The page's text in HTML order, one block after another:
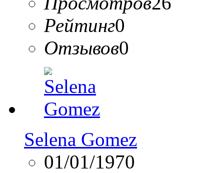
Рейтинг0
Отзывов0
Selena Gomez
01/01/1970